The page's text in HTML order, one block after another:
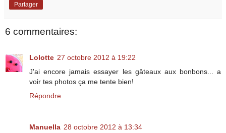
Partager
6 commentaires:
Lolotte 27 octobre 2012 à 19:22
J'ai encore jamais essayer les gâteaux aux bonbons... a
voir tes photos ça me tente bien!
Répondre
Manuella 28 octobre 2012 à 13:34